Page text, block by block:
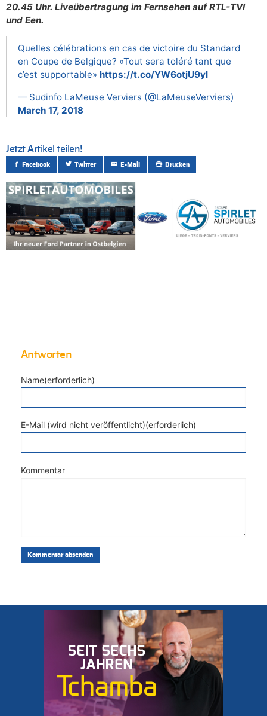
20.45 Uhr. Liveübertragung im Fernsehen auf RTL-TVI
und Een.
Quelles célébrations en cas de victoire du Standard
en Coupe de Belgique? «Tout sera toléré tant que
c’est supportable» https://t.co/YW6otjU9yI
— Sudinfo LaMeuse Verviers (@LaMeuseVerviers)
March 17, 2018
Jetzt Artikel teilen!
Facebook Twitter E-Mail Drucken
Antworten
Name(erforderlich)
E-Mail (wird nicht veröffentlicht)(erforderlich)
Kommentar